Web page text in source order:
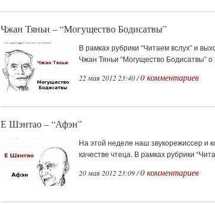
Чжан Тяньи – “Могущество Бодисатвы”
В рамках рубрики “Читаем вслух” и
Чжан Тяньи “Могущество Бодисатвы” о
22 мая 2012 23:40 /0 комментариев
Е Шэнтао – “Афэн”
На этой неделе наш звукорежиссер и
качестве чтеца. В рамках рубрики
20 мая 2012 23:09 /0 комментариев